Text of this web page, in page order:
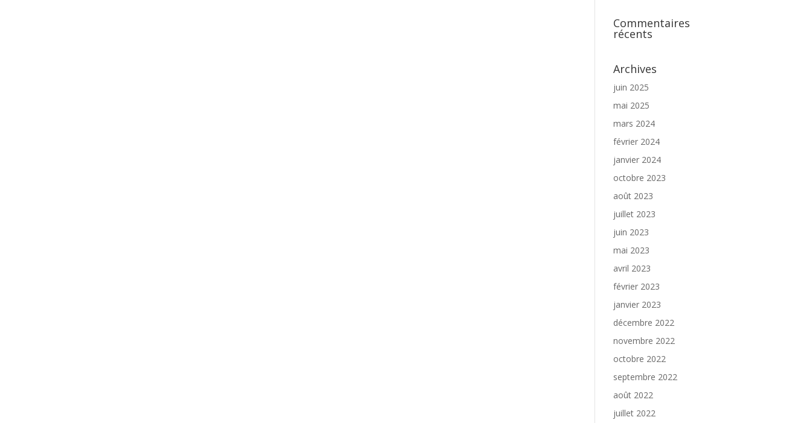
Commentaires
récents
Archives
juin 2025
mai 2025
mars 2024
février 2024
janvier 2024
octobre 2023
août 2023
juillet 2023
juin 2023
mai 2023
avril 2023
février 2023
janvier 2023
décembre 2022
novembre 2022
octobre 2022
septembre 2022
août 2022
juillet 2022